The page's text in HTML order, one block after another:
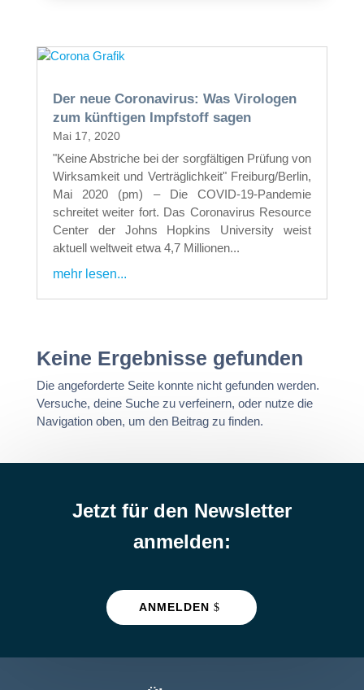
Der neue Coronavirus: Was Virologen
zum künftigen Impfstoff sagen
Mai 17, 2020
"Keine Abstriche bei der sorgfältigen Prüfung von
Wirksamkeit und Verträglichkeit" Freiburg/Berlin,
Mai 2020 (pm) – Die COVID-19-Pandemie
schreitet weiter fort. Das Coronavirus Resource
Center der Johns Hopkins University weist
aktuell weltweit etwa 4,7 Millionen...
mehr lesen...
Keine Ergebnisse gefunden
Die angeforderte Seite konnte nicht gefunden werden.
Versuche, deine Suche zu verfeinern, oder nutze die
Navigation oben, um den Beitrag zu finden.
Jetzt für den Newsletter
anmelden:
ANMELDEN